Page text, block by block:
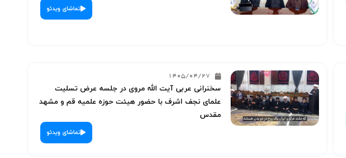
تماشای ویدئو
1405/04/27
سخنرانی عربی آیت الله مروی در جلسه عرض تسلیت
علمای نجف اشرف با حضور هیئت حوزه علمیه قم و مشهد
مقدس
تماشای ویدئو